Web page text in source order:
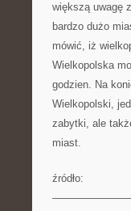
większą uwagę
bardzo dużo
mówić, iż
Wielkopolska
godzien. Na
Wielkopolski,
zabytki, ale
miast.
źródło: